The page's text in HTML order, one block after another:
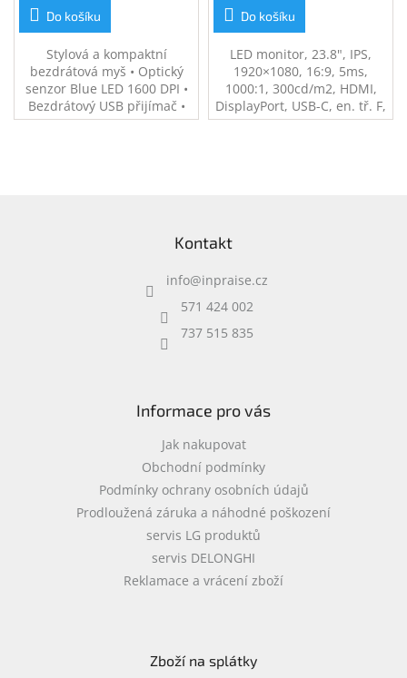
Do košíku
Stylová a kompaktní
bezdrátová myš • Optický
senzor Blue LED 1600 DPI •
Bezdrátový USB přijímač •
Rozměry 9,5 × 5,7 × 3,9 cm •
Do košíku
LED monitor, 23.8", IPS,
1920×1080, 16:9, 5ms,
1000:1, 300cd/m2, HDMI,
DisplayPort, USB-C, en. tř. F,
černý/stříbrný
Kontakt
info@inpraise.cz
571 424 002
737 515 835
Informace pro vás
Jak nakupovat
Obchodní podmínky
Podmínky ochrany osobních údajů
Prodloužená záruka a náhodné poškození
servis LG produktů
servis DELONGHI
Reklamace a vrácení zboží
Zboží na splátky